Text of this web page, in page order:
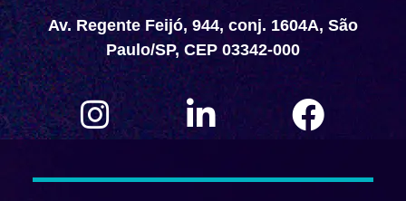
Av. Regente Feijó, 944, conj. 1604A, São
Paulo/SP, CEP 03342-000